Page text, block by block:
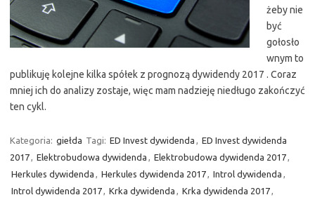
żeby nie
być
gołosło
wnym to
publikuję kolejne kilka spółek z prognozą dywidendy 2017 . Coraz
mniej ich do analizy zostaje, więc mam nadzieję niedługo zakończyć
ten cykl.
Kategoria: giełda Tagi: ED Invest dywidenda , ED Invest dywidenda
2017, Elektrobudowa dywidenda , Elektrobudowa dywidenda 2017,
Herkules dywidenda , Herkules dywidenda 2017, Introl dywidenda ,
Introl dywidenda 2017, Krka dywidenda , Krka dywidenda 2017,